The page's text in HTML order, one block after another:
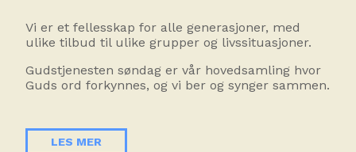
Vi er et fellesskap for alle generasjoner, med
ulike tilbud til ulike grupper og livssituasjoner.
Gudstjenesten søndag er vår hovedsamling hvor
Guds ord forkynnes, og vi ber og synger sammen.
LES MER